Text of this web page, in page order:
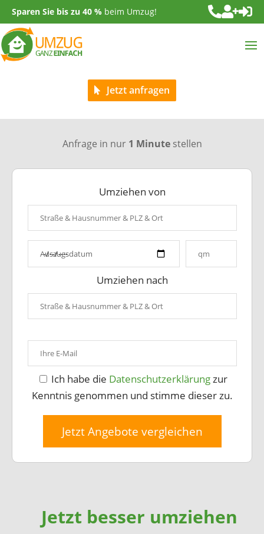
Sparen Sie bis zu 40 % beim Umzug! 
Jetzt anfragen
Anfrage in nur 1 Minutestellen
Umziehen von
Umziehen nach
Ich habe die Datenschutzerklärungzur
Kenntnis genommen und stimme dieser zu.
Jetzt Angebote vergleichen
Jetzt besser umziehen